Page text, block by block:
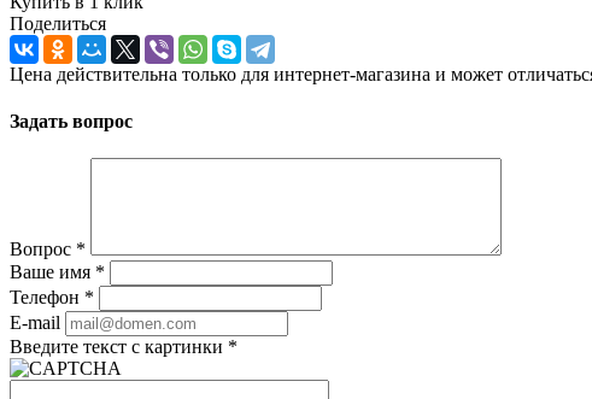
Поделиться
Цена действительна только для интернет-магазина и может
Задать вопрос
Вопрос *
Ваше имя *
Телефон *
E-mail
Введите текст с картинки *